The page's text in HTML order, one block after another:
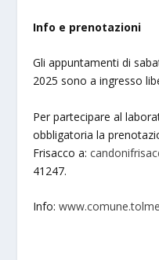
Info e prenotazioni
Gli appuntamenti di
2025 sono a ingresso
Per partecipare al
obbligatoria la
Frisacco a:
41247.
Info: